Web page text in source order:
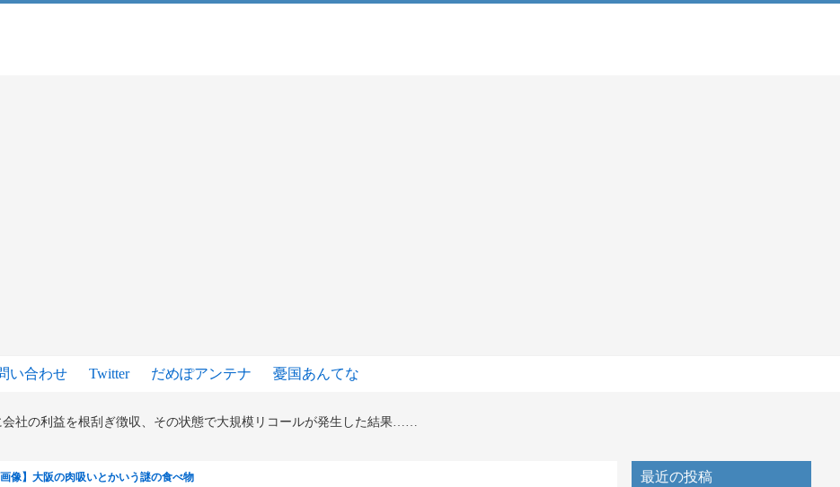
い合わせ Twitter だめぽアンテナ 憂国あんてな
社の利益を根刮ぎ徴収、その状態で大規模リコールが発生した結果……
最近の投稿